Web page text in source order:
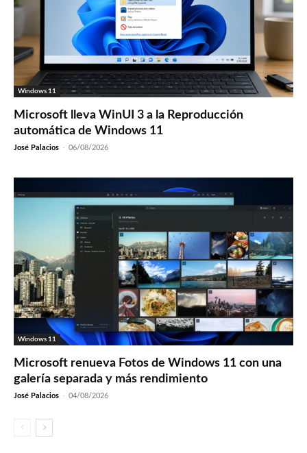
Windows 11
Microsoft lleva WinUI 3 a la Reproducción
automática de Windows 11
José Palacios - 06/08/2026
Windows 11
Microsoft renueva Fotos de Windows 11 con una
galería separada y más rendimiento
José Palacios - 04/08/2026